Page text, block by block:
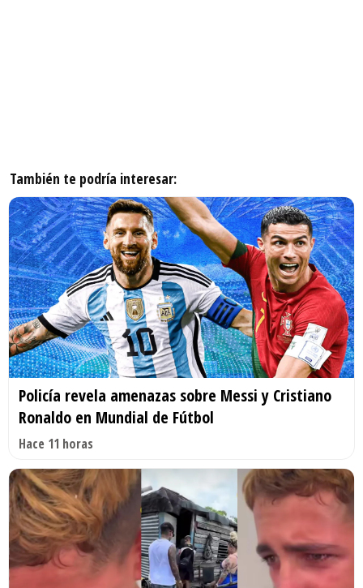
También te podría interesar:
Policía revela amenazas sobre Messi y Cristiano
Ronaldo en Mundial de Fútbol
Hace 11 horas